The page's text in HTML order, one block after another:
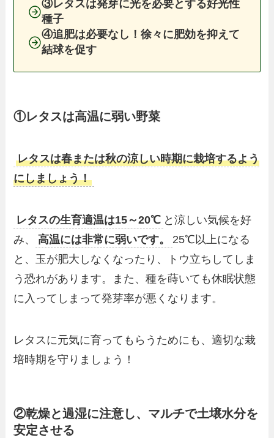
③レタスは発芽に光を必要とする好光性
種子
④追肥は必要なし！徐々に肥効を抑えて
結球を促す
①レタスは高温に弱い野菜
レタスは春または秋の涼しい時期に栽培するよう
にしましょう！
レタスの生育適温は15～20℃ と涼しい気候を好
み、
高温には非常に弱いです。
25℃以上になる
と、玉が肥大しなくなったり、トウ立ちしてしま
う恐れがあります。また、種を蒔いても休眠状態
に入ってしまって発芽率が悪くなります。
レタスに元気に育ってもらうためにも、適切な栽
培時期を守りましょう！
②乾燥と過湿に注意し、マルチで土壌水分を
安定させる